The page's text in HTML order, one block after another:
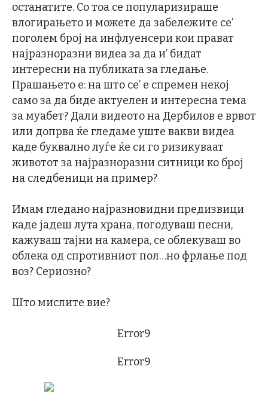
останатите. Со тоа се популаризираше
влогирањето и можете да забележите се’
поголем број на инфлуенсери кои прават
најразноразни видеа за да и’ бидат
интересни на публиката за гледање.
Прашањето е: на што се’ е спремен некој
само за да биде актуелен и интересна тема
за муабет? Дали видеото на Дербилов е врвот
или допрва ќе гледаме уште вакви видеа
каде буквално луѓе ќе си го ризикуваат
животот за најразноразни ситници ко број
на следбеници на пример?
Имам гледано најразновидни предизвици
каде јадеш лута храна, погодуваш песни,
кажуваш тајни на камера, се облекуваш во
облека од спротивниот пол…но фрлање под
воз? Сериозно?
Што мислите вие?
Error9
Error9